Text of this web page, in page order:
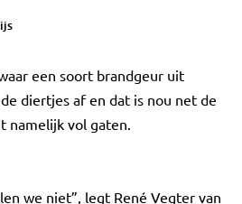
een soort brandgeur uit
diertjes af en dat is nou net de
namelijk vol gaten.
we niet”, legt René Vegter van